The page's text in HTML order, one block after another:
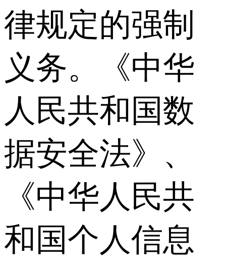
律规定的强制
义务。《中华
人民共和国数
据安全法》、
《中华人民共
和国个人信息